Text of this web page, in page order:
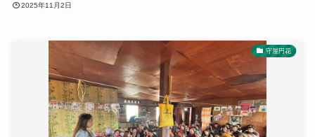
2025年11月2日
守屋円花